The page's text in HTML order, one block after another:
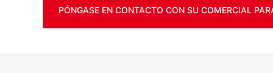
PÓNGASE EN CONTACTO CON SU COMERCIAL